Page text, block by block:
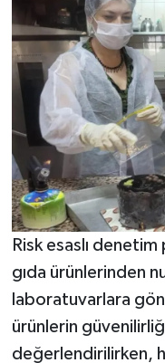
Risk esaslı
gıda ürünlerinden
laboratuvarlara
ürünlerin
değerlendirilirken,